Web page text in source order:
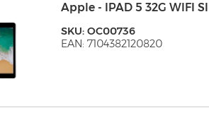
Apple - IPAD 5 32G WIFI
SKU: OC00736
EAN: 7104382120820